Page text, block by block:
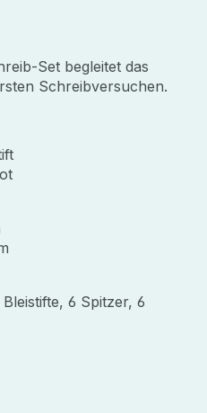
Set begleitet das
Schreibversuchen.
6 Spitzer, 6